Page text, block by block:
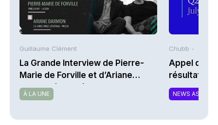
Guillaume Clément
La Grande Interview de Pierre-
Marie de Forville et d’Ariane
Darmon (Ivesta)
À LA UNE
Chubb -
Appel de
résultats
2026 de
NEWS